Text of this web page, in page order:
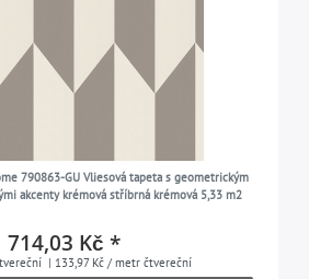
790863-GU Vliesová tapeta s geometrickým
akcenty krémová stříbrná krémová 5,33 m2
714,03 Kč *
| 133,97 Kč / metr čtvereční